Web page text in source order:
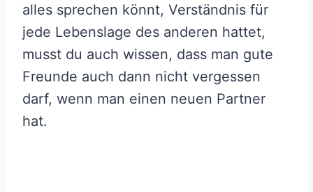
alles sprechen könnt, Verständnis für
jede Lebenslage des anderen hattet,
musst du auch wissen, dass man gute
Freunde auch dann nicht vergessen
darf, wenn man einen neuen Partner
hat.